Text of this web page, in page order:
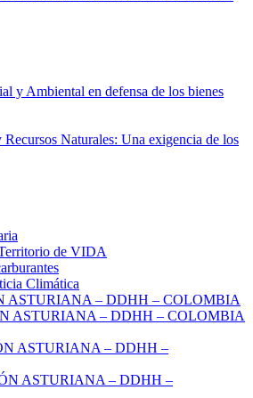
y Ambiental en defensa de los bienes
Naturales: Una exigencia de los
de VIDA
Climática
ASTURIANA – DDHH – COLOMBIA
ASTURIANA – DDHH – COLOMBIA
ASTURIANA – DDHH –
ASTURIANA – DDHH –